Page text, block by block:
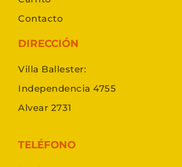
Contacto
DIRECCIÓN
Villa Ballester:
Independencia 4755
Alvear 2731
TELÉFONO